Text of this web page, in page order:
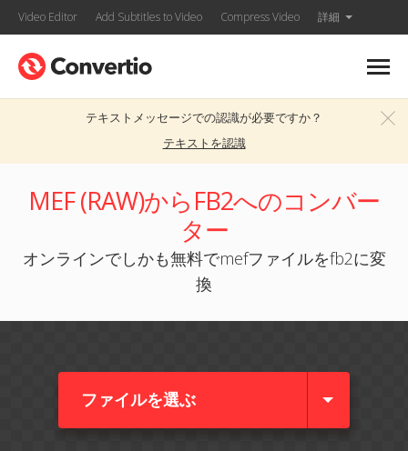
Video Editor Add Subtitles to Video Compress Video 詳細
テキストメッセージでの認識が必要ですか？
テキストを認識
MEF (RAW)からFB2へのコンバー
ター
オンラインでしかも無料でmefファイルをfb2に変
換
ファイルを選ぶ